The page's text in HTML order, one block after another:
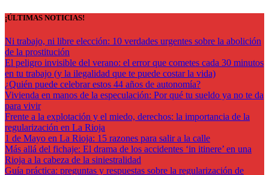
Saltar
contenido
¡ÚLTIMAS NOTICIAS!
Ni trabajo, ni libre elección: 10 verdades urgentes sobre la abolición
de la prostitución
El peligro invisible del verano: el error que cometes cada 30 minutos
en tu trabajo (y la ilegalidad que te puede costar la vida)
¿Quién puede celebrar estos 44 años de autonomía?
Vivienda en manos de la especulación: Por qué tu sueldo ya no te da
para vivir
Frente a la explotación y el miedo, derechos: la importancia de la
regularización en La Rioja
1 de Mayo en La Rioja: 15 razones para salir a la calle
Más allá del fichaje: El drama de los accidentes ‘in itinere’ en una
Rioja a la cabeza de la siniestralidad
Guía práctica: preguntas y respuestas sobre la regularización de